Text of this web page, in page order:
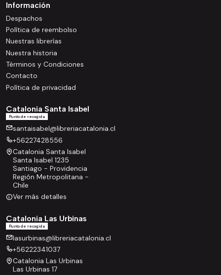
Información
Despachos
Política de reembolso
Nuestras librerías
Nuestra historia
Términos y Condiciones
Contacto
Política de privacidad
Catalonia Santa Isabel
Punto de recogida
santaisabel@libreriacatalonia.cl
+56227428556
Catalonia Santa Isabel
Santa Isabel 1235
Santiago - Providencia
Región Metropolitana -
Chile
Ver más detalles
Catalonia Las Urbinas
Punto de recogida
lasurbinas@libreriacatalonia.cl
+56222341037
Catalonia Las Urbinas
Las Urbinas 17